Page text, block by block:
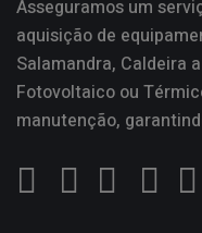
Asseguramos um
aquisição de
Salamandra, Caldeira
Fotovoltaico ou
manutenção,